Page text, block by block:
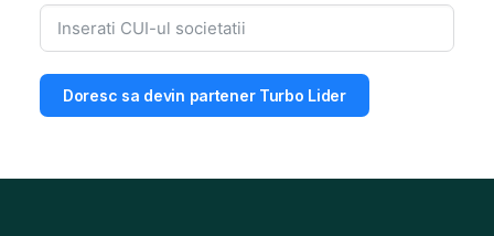
Doresc sa devin partener Turbo Lider